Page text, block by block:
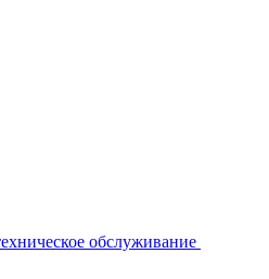
обслуживание